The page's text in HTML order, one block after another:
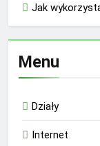
Jak
Menu
Działy
Internet